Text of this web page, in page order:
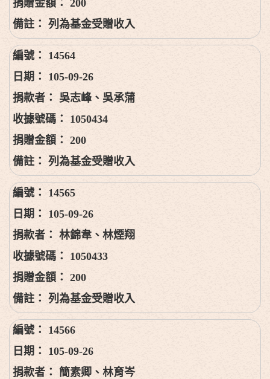
200
列為基金受贈收入
14564
105-09-26
吳志峰、吳承蒲
1050434
200
列為基金受贈收入
14565
105-09-26
林錦韋、林煙翔
1050433
200
列為基金受贈收入
14566
105-09-26
簡素卿、林育岑